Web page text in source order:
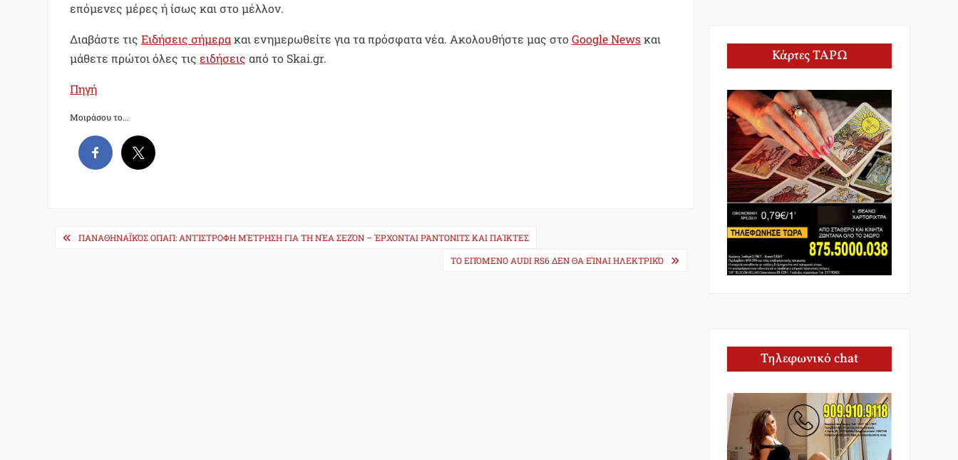
επόμενες μέρες ή ίσως και στο μέλλον.
Διαβάστε τιςΕιδήσεις σήμερακαι ενημερωθείτε για τα πρόσφατα νέα. Ακολουθήστε μας στοGoogle Newsκαι
μάθετε πρώτοι όλες τιςειδήσεις από το Skai.gr.
Πηγή
Μοιράσου το...
PostΠΑΝΑΘΗΝΑΪΚΌΣ ΟΠΑΠ: ΑΝΤΊΣΤΡΟΦΗ ΜΈΤΡΗΣΗ ΓΙΑ ΤΗ ΝΈΑ ΣΕΖΌΝ – ΈΡΧΟΝΤΑΙ ΡΆΝΤΟΝΙΤΣ ΚΑΙ ΠΑΊΚΤΕΣ
ΤΟ ΕΠΌΜΕΝΟ AUDI RS6 ΔΕΝ ΘΑ ΕΊΝΑΙ ΗΛΕΚΤΡΙΚΌ
Κάρτες ΤΑΡΩ
Τηλεφωνικό chat